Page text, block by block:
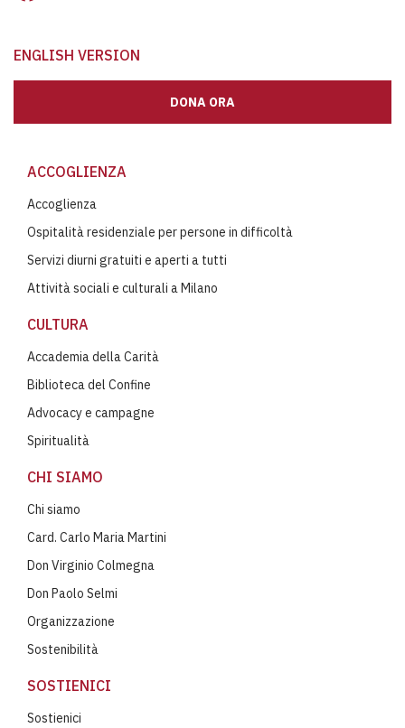
ENGLISH VERSION
DONA ORA
ACCOGLIENZA
Accoglienza
Ospitalità residenziale per persone in difficoltà
Servizi diurni gratuiti e aperti a tutti
Attività sociali e culturali a Milano
CULTURA
Accademia della Carità
Biblioteca del Confine
Advocacy e campagne
Spiritualità
CHI SIAMO
Chi siamo
Card. Carlo Maria Martini
Don Virginio Colmegna
Don Paolo Selmi
Organizzazione
Sostenibilità
SOSTIENICI
Sostienici